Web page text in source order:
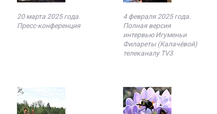
20 марта 2025 года.
Пресс-конференция
4 февраля 2025 года.
Полная версия
интервью Игуменьи
Филареты (Калачёвой)
телеканалу TV3